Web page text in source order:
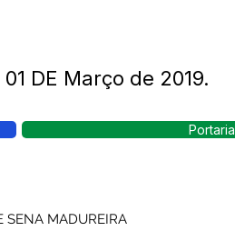
01 DE Março de 2019.
Portaria
SENA MADUREIRA